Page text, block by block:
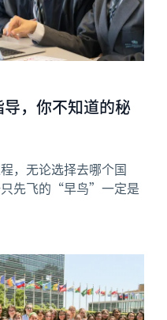
，你不知道的秘
，无论选择去哪个国
只先飞的“早鸟”一定是